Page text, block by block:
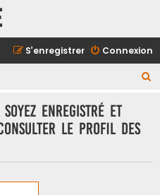
Connexion
S’enregistrer
soyez enregistré et
le profil des